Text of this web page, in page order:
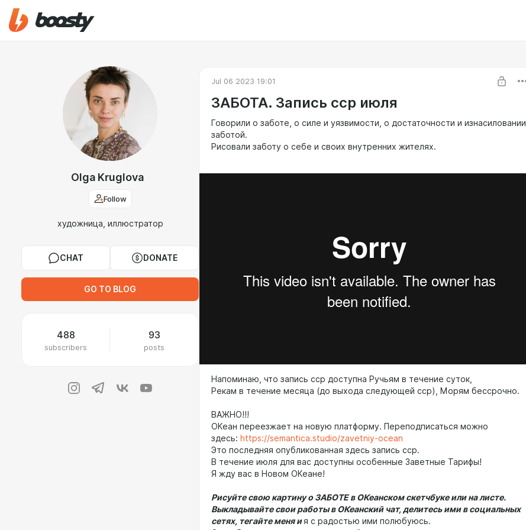
Olga Kruglova
Follow
художница, иллюстратор
CHAT DONATE
GO TO BLOG
488
subscribers
93
posts
Jul 06 2023 19:01
ЗАБОТА. Запись сср июля
Говорили о заботе, о силе и уязвимости, о достаточности и изнасиловании
заботой.
Рисовали заботу о себе и своих внутренних жителях.
Напоминаю, что запись сср доступна Ручьям в течение суток,
Рекам в течение месяца (до выхода следующей сср), Морям бессрочно.
ВАЖНО!!!
ОКеан переезжает на новую платформу. Переподписаться можно
здесь: https://semantica.studio/zavetniy-ocean
Это последняя опубликованная здесь запись сср.
В течение июля для вас доступны особенные Заветные Тарифы!
Я жду вас в Новом ОКеане!
Рисуйте свою картину о ЗАБОТЕ в ОКеанском скетчбуке или на листе.
Выкладывайте свои работы в ОКеанский чат, делитесь ими в социальных
сетях, тегайте меня ия с радостью ими полюбуюсь.